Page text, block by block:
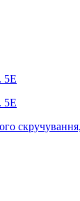
5E
5E